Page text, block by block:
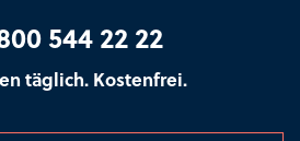
544 22 22
täglich. Kostenfrei.